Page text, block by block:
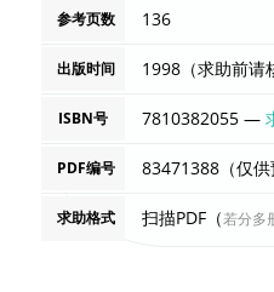
参考页数 136
出版时间 1998（求助前请
ISBN号 7810382055 —
PDF编号 83471388（仅供
求助格式 扫描PDF（若分多